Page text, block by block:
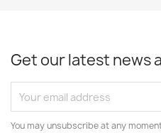
Get our latest news
You may unsubscribe at any